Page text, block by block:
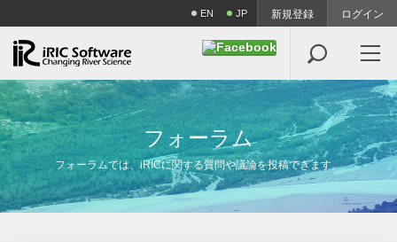
EN JP 新規登録 ログイン

フ ォ ーラム
フォーラムでは、iRICに関する質問や議論を投稿できます。